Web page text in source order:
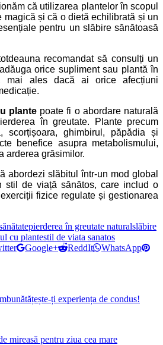
că utilizarea plantelor în scopul
magică și că o dietă echilibrată și un
pentru un slăbire sănătoasă
recomandat să consulți un
orice supliment sau plantă în
mai ales dacă ai orice afecțiuni
plantepoate fi o abordare naturală
în greutate. Plante precum
scorțișoara, ghimbirul, păpădia și
benefice asupra metabolismului,
arderea grăsimilor.
abordezi slăbitul într-un mod global
stil de viață sănătos, care includ o
fizice regulate și gestionarea
pierderea în greutate naturalslăbire
cu plantestil de viata sanatos
Google+ ReddIt
WhatsApp
ți experiența de condus!
mireasă pentru ziua cea mare